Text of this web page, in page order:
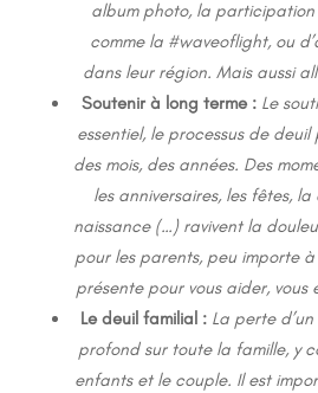
album photo, la participation
comme la #waveoflight, ou
dans leur région. Mais aussi
Soutenir à long terme : Le
essentiel, le processus de
des mois, des années. Des
les anniversaires, les fêtes,
naissance (…) ravivent la
pour les parents, peu importe
présente pour vous aider, vous
Le deuil familial : La perte
profond sur toute la famille, y
enfants et le couple. Il est